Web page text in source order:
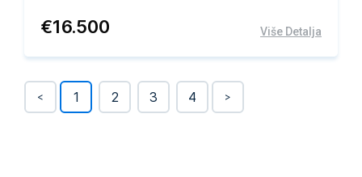
€16.500 Više Detalja
< 1 2 3 4 >